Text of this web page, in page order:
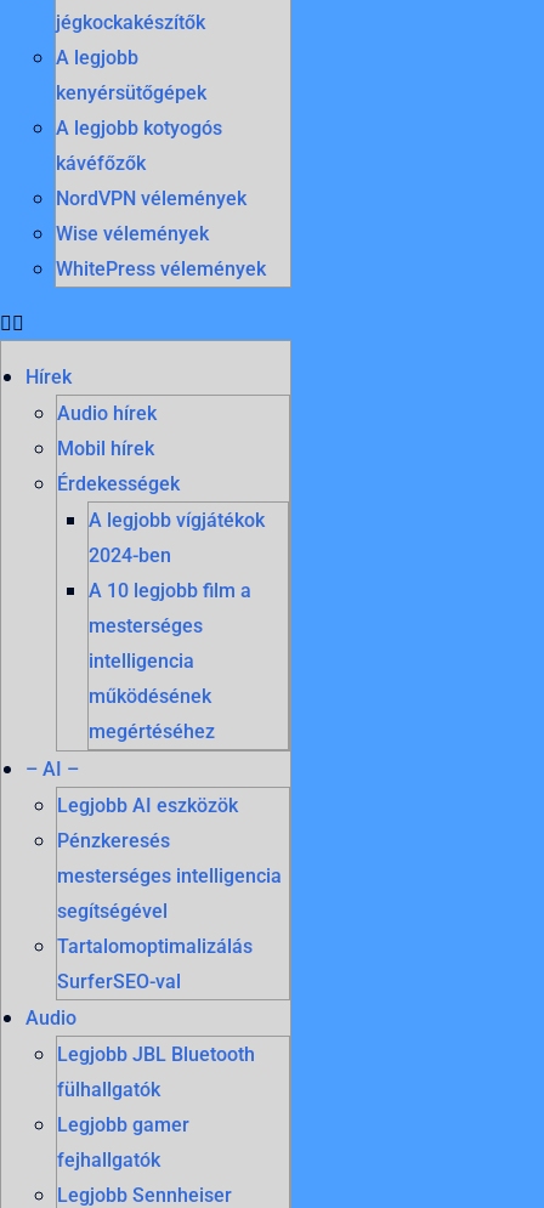
jégkockakészítők
A legjobb
kenyérsütőgépek
A legjobb kotyogós
kávéfőzők
NordVPN vélemények
Wise vélemények
WhitePress vélemények
Hírek
Audio hírek
Mobil hírek
Érdekességek
A legjobb vígjátékok
2024-ben
A 10 legjobb film a
mesterséges
intelligencia
működésének
megértéséhez
– AI –
Legjobb AI eszközök
Pénzkeresés
mesterséges intelligencia
segítségével
Tartalomoptimalizálás
SurferSEO-val
Audio
Legjobb JBL Bluetooth
fülhallgatók
Legjobb gamer
fejhallgatók
Legjobb Sennheiser